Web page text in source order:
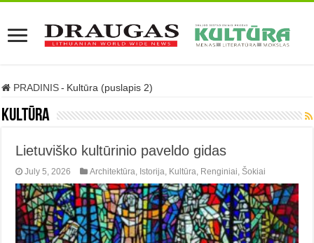
PRADINIS - Kultūra (puslapis 2)
Kultūra
Lietuviško kultūrinio paveldo gidas
July 5, 2026 Architektūra, Istorija, Kultūra, Renginiai, Šokiai